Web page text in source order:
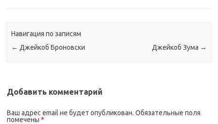
Навигация по записям
← Джейкоб Броновски Джейкоб Зума →
Добавить комментарий
Ваш адрес email не будет опубликован. Обязательные поля
помечены *